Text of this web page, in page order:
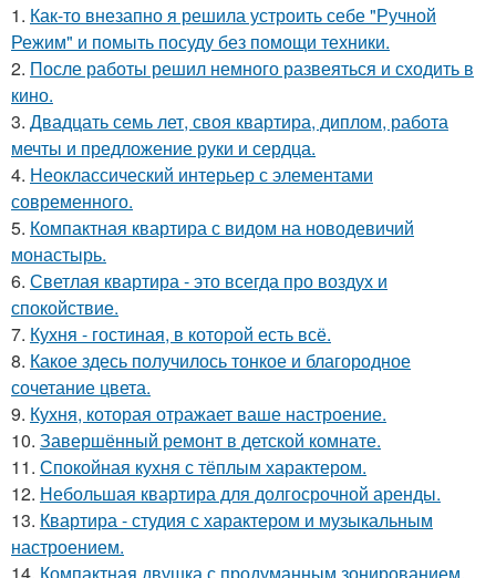
1. Как-то внезапно я решила устроить себе "Ручной
Режим" и помыть посуду без помощи техники.
2. После работы решил немного развеяться и сходить в
кино.
3. Двадцать семь лет, своя квартира, диплом, работа
мечты и предложение руки и сердца.
4. Неоклассический интерьер с элементами
современного.
5. Компактная квартира с видом на новодевичий
монастырь.
6. Светлая квартира - это всегда про воздух и
спокойствие.
7. Кухня - гостиная, в которой есть всё.
8. Какое здесь получилось тонкое и благородное
сочетание цвета.
9. Кухня, которая отражает ваше настроение.
10. Завершённый ремонт в детской комнате.
11. Спокойная кухня с тёплым характером.
12. Небольшая квартира для долгосрочной аренды.
13. Квартира - студия с характером и музыкальным
настроением.
14. Компактная двушка с продуманным зонированием.